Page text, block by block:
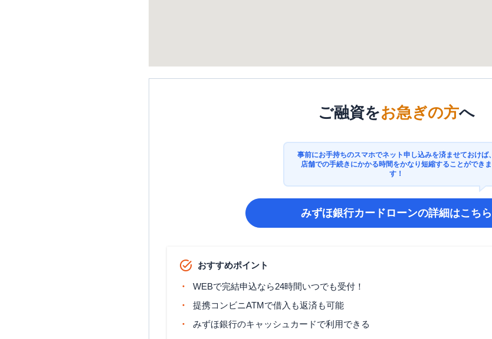
ご融資をお急ぎの方へ
事前にお手持ちのスマホでネット申し込みを済ませておけば、
店舗での手続きにかかる時間をかなり短縮することができま
す！
みずほ銀行カードローンの詳細はこちら
おすすめポイント
WEBで完結申込なら24時間いつでも受付！
提携コンビニATMで借入も返済も可能
みずほ銀行のキャッシュカードで利用できる